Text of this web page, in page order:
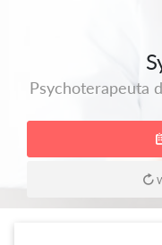
Psychoterapeuta